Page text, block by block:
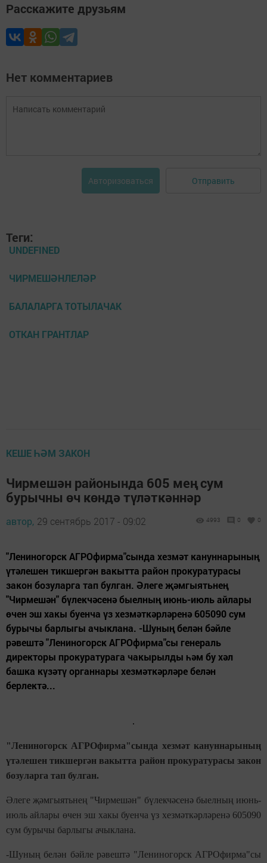
Расскажите друзьям
Нет комментариев
Авторизоваться Отправить
Теги:
UNDEFINED
ЧИРМЕШӘНЛЕЛӘР
БАЛАЛАРГА ТОТЫЛАЧАК
ОТКАН ГРАНТЛАР
КЕШЕ ҺӘМ ЗАКОН
Чирмешән районында 605 мең сум
бурычны өч көндә түләткәннәр
автор, 29 сентябрь 2017 - 09:02 4993 0 0
"Лениногорск АГРОфирма"сында хезмәт кануннарының
үтәлешен тикшергән вакытта район прокуратурасы
закон бозуларга тап булган. Әлеге җәмгыятьнең
"Чирмешән" бүлекчәсенә быелның июнь-июль айлары
өчен эш хакы буенча үз хезмәткәрләренә 605090 сум
бурычы барлыгы ачыклана. -Шуның белән бәйле
рәвештә "Лениногорск АГРОфирма"сы генераль
директоры прокуратурага чакырылды һәм бу хәл
башка күзәтү органнары хезмәткәрләре белән
берлектә...
"Лениногорск АГРОфирма"сында хезмәт кануннарының
үтәлешен тикшергән вакытта район прокуратурасы закон
бозуларга тап булган.
Әлеге җәмгыятьнең "Чирмешән" бүлекчәсенә быелның июнь-
июль айлары өчен эш хакы буенча үз хезмәткәрләренә 605090
сум бурычы барлыгы ачыклана.
-Шуның белән бәйле рәвештә "Лениногорск АГРОфирма"сы